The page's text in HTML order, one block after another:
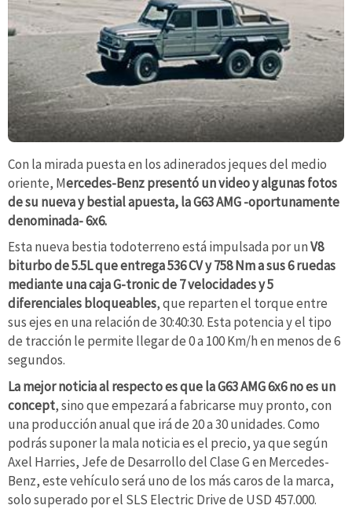
Con la mirada puesta en los adinerados jeques del medio
oriente, Mercedes-Benz presentó un video y algunas fotos
de su nueva y bestial apuesta, la G63 AMG -oportunamente
denominada- 6x6.
Esta nueva bestia todoterreno está impulsada por unV8
biturbo de 5.5L que entrega 536 CV y 758 Nm a sus 6 ruedas
mediante una caja G-tronic de 7 velocidades y 5
diferenciales bloqueables, que reparten el torque entre
sus ejes en una relación de 30:40:30. Esta potencia y el tipo
de tracción le permite llegar de 0 a 100 Km/h en menos de 6
segundos.
La mejor noticia al respecto es que la G63 AMG 6x6 no es un
concept, sino que empezará a fabricarse muy pronto, con
una producción anual que irá de 20 a 30 unidades. Como
podrás suponer la mala noticia es el precio, ya que según
Axel Harries, Jefe de Desarrollo del Clase G en Mercedes-
Benz, este vehículo será uno de los más caros de la marca,
solo superado por el SLS Electric Drive de USD 457.000.